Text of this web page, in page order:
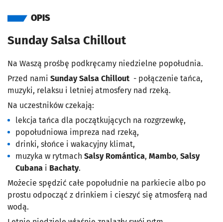
OPIS
Sunday Salsa Chillout
Na Waszą prośbę podkręcamy niedzielne popołudnia.
Przed nami Sunday Salsa Chillout - połączenie tańca,
muzyki, relaksu i letniej atmosfery nad rzeką.
Na uczestników czekają:
lekcja tańca dla początkujących na rozgrzewkę,
popołudniowa impreza nad rzeką,
drinki, słońce i wakacyjny klimat,
muzyka w rytmach Salsy Romántica, Mambo, Salsy
Cubana i Bachaty.
Możecie spędzić całe popołudnie na parkiecie albo po
prostu odpocząć z drinkiem i cieszyć się atmosferą nad
wodą.